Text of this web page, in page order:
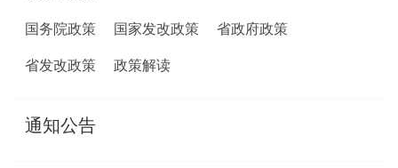
国务院政策 国家发改政策 省政府政策
省发改政策 政策解读
通知公告